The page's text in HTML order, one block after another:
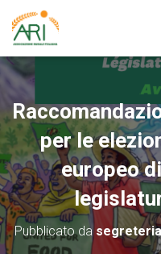
per le
europeo
Pubblicato da